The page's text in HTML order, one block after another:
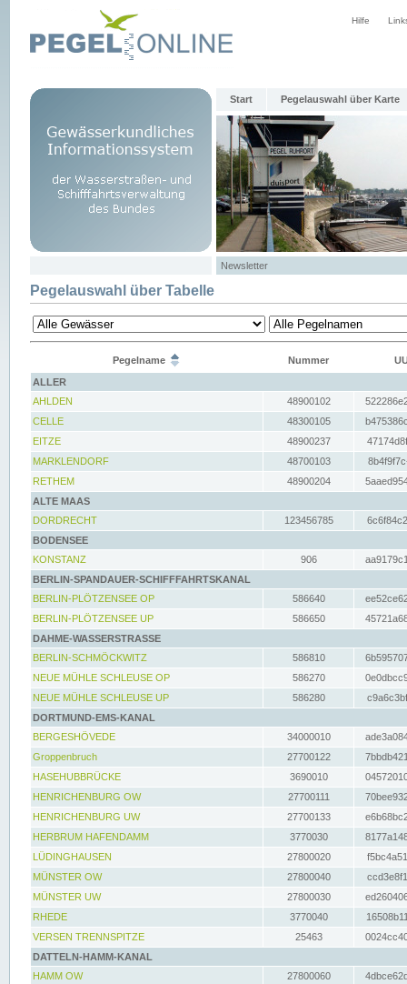
Hilfe
Start Pegelauswahl über Karte
Newsletter
Pegelauswahl über Tabelle
Pegelname Nummer
ALLER
AHLDEN
48900102
CELLE
48300105
EITZE
48900237
MARKLENDORF
48700103
RETHEM
48900204
ALTE MAAS
DORDRECHT
123456785
BODENSEE
KONSTANZ
906
BERLIN-SPANDAUER-SCHIFFFAHRTSKANAL
BERLIN-PLÖTZENSEE OP
586640
BERLIN-PLÖTZENSEE UP
586650
DAHME-WASSERSTRASSE
BERLIN-SCHMÖCKWITZ
586810
NEUE MÜHLE SCHLEUSE OP
586270
NEUE MÜHLE SCHLEUSE UP
586280
DORTMUND-EMS-KANAL
BERGESHÖVEDE
34000010
Groppenbruch
27700122
HASEHUBBRÜCKE
3690010
HENRICHENBURG OW
27700111
HENRICHENBURG UW
27700133
HERBRUM HAFENDAMM
3770030
LÜDINGHAUSEN
27800020
MÜNSTER OW
27800040
MÜNSTER UW
27800030
RHEDE
3770040
VERSEN TRENNSPITZE
25463
DATTELN-HAMM-KANAL
HAMM OW
27800060